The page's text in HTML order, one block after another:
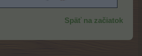
Späť na začiatok